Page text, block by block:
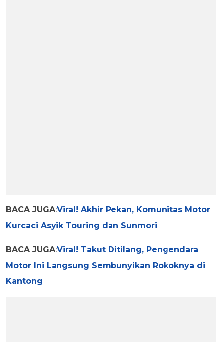
BACA JUGA:Viral! Akhir Pekan, Komunitas Motor
Kurcaci Asyik Touring dan Sunmori
BACA JUGA:Viral! Takut Ditilang, Pengendara
Motor Ini Langsung Sembunyikan Rokoknya di
Kantong